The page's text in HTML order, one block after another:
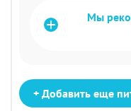
Мы
+ Добавить еще